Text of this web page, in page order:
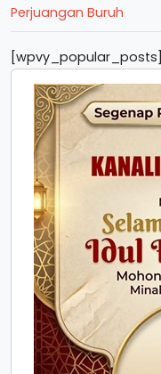
Perjuangan Buruh
[wpvy_popular_posts]